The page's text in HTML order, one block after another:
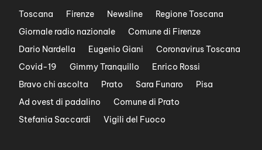
Toscana Firenze Newsline
Regione Toscana
Giornale radio nazionale
Comune di Firenze
Dario Nardella
Eugenio Giani
Coronavirus Toscana
Covid-19
Gimmy Tranquillo
Enrico Rossi
Bravo chi ascolta
Prato Sara Funaro
Pisa
Ad ovest di padalino
Comune di Prato
Stefania Saccardi
Vigili del Fuoco